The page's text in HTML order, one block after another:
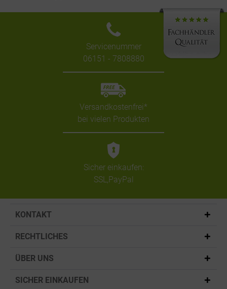
Servicenummer
06151 - 7808880
Versandkostenfrei*
bei vielen Produkten
Sicher einkaufen:
SSL,PayPal
KONTAKT
RECHTLICHES
ÜBER UNS
SICHER EINKAUFEN